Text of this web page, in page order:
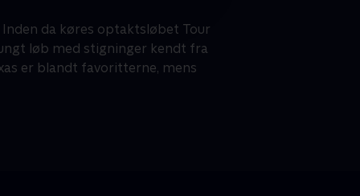
da køres optaktsløbet Tour
løb med stigninger kendt fra
er blandt favoritterne, mens